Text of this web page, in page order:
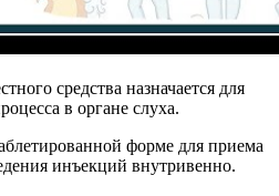
средства назначается для
в органе слуха.
форме для приема
инъекций внутривенно.